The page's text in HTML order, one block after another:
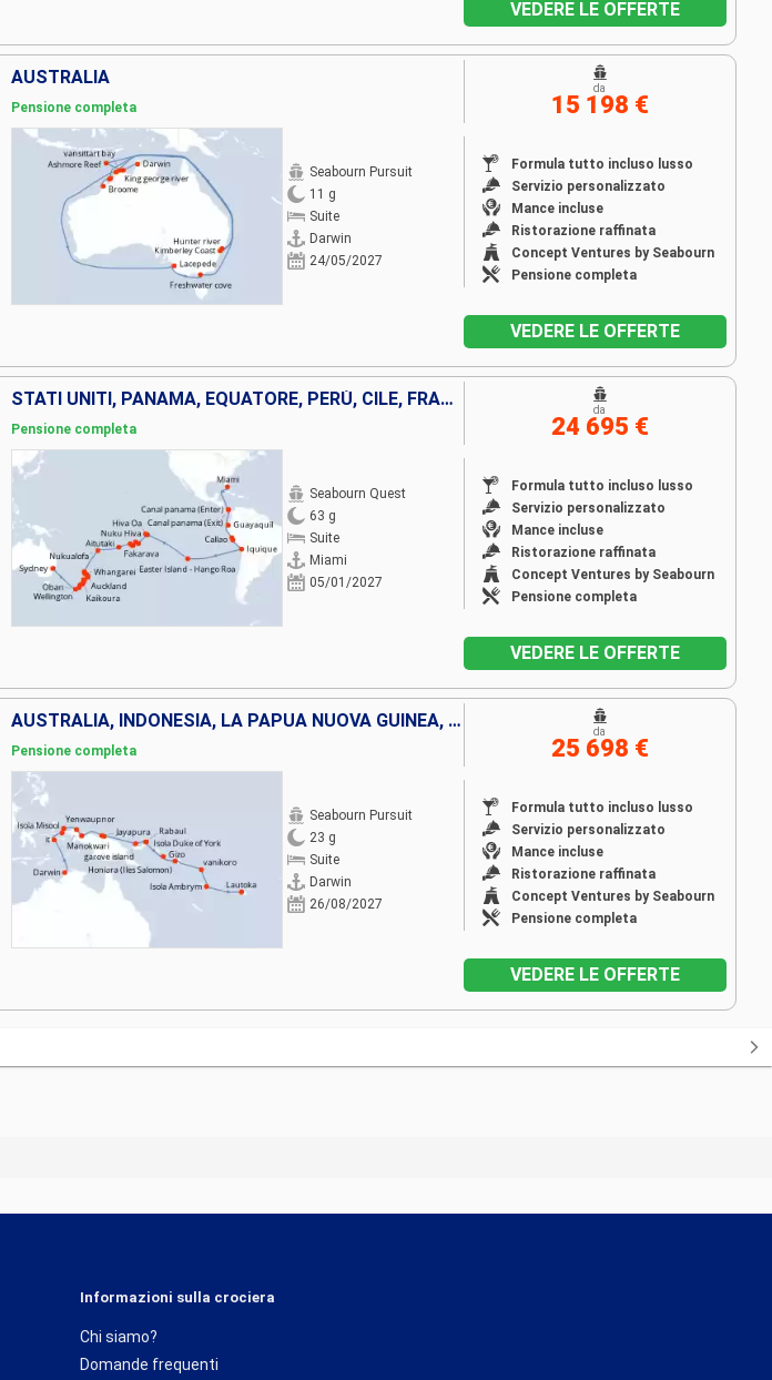
VEDERE LE OFFERTE
AUSTRALIA
Pensione completa
Seabourn Pursuit
11 g
Suite
Darwin
24/05/2027
Formula tutto incluso lusso
Servizio personalizzato
Mance incluse
Ristorazione raffinata
Concept Ventures by Seabourn
Pensione completa
da
15 198 €
VEDERE LE OFFERTE
STATI UNITI, PANAMA, EQUATORE, PERÙ, CILE, FRANCIA, ISOLE COOK, TONGA, NUOVA ZELANDA, AUSTRALIA
Pensione completa
Seabourn Quest
63 g
Suite
Miami
05/01/2027
Formula tutto incluso lusso
Servizio personalizzato
Mance incluse
Ristorazione raffinata
Concept Ventures by Seabourn
Pensione completa
da
24 695 €
VEDERE LE OFFERTE
AUSTRALIA, INDONESIA, LA PAPUA NUOVA GUINEA, ISOLE SALOMON, VANUATU, FIJI (ISOLE)
Pensione completa
Seabourn Pursuit
23 g
Suite
Darwin
26/08/2027
Formula tutto incluso lusso
Servizio personalizzato
Mance incluse
Ristorazione raffinata
Concept Ventures by Seabourn
Pensione completa
da
25 698 €
VEDERE LE OFFERTE
Informazioni sulla crociera
Chi siamo?
Domande frequenti